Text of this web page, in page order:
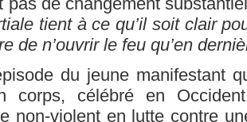
tient à ce qu’il soit clair
de n’ouvrir le feu qu’en
du jeune manifestant
corps, célébré en
non-violent en lutte contre